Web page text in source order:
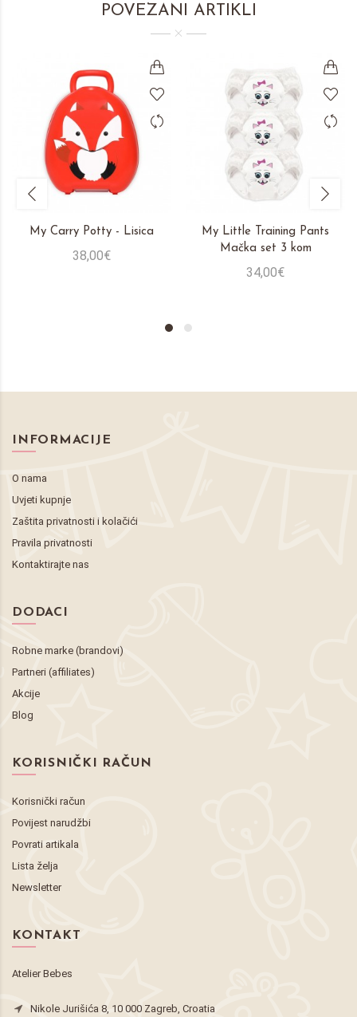
POVEZANI ARTIKLI
My Carry Potty - Lisica
38,00€
My Little Training Pants
Mačka set 3 kom
34,00€
INFORMACIJE
O nama
Uvjeti kupnje
Zaštita privatnosti i kolačići
Pravila privatnosti
Kontaktirajte nas
DODACI
Robne marke (brandovi)
Partneri (affiliates)
Akcije
Blog
KORISNIČKI RAČUN
Korisnički račun
Povijest narudžbi
Povrati artikala
Lista želja
Newsletter
KONTAKT
Atelier Bebes
Nikole Jurišića 8, 10 000 Zagreb, Croatia